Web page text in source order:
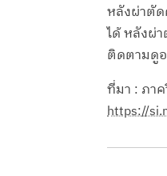
หลังผ่าตัด
ได้ หลังผ่
ติดตามดู
ที่มา : ภา
https://